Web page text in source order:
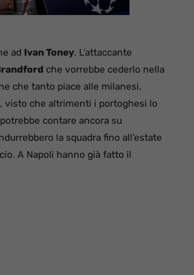
ad Ivan Toney. L’attaccante
che vorrebbe cederlo nella
che tanto piace alle milanesi,
visto che altrimenti i portoghesi lo
contare ancora su
la squadra fino all’estate
A Napoli hanno già fatto il